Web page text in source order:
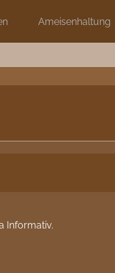
Ameisenhaltung
Informativ.